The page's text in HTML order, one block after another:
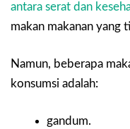
antara serat dan
makan makanan yang
Namun, beberapa
konsumsi adalah:
gandum.